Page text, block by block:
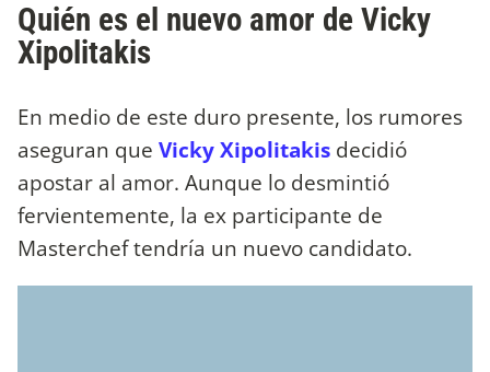
Quién es el nuevo amor de Vicky
Xipolitakis
En medio de este duro presente, los rumores
aseguran que Vicky Xipolitakis decidió
apostar al amor. Aunque lo desmintió
fervientemente, la ex participante de
Masterchef tendría un nuevo candidato.